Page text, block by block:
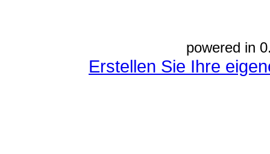
powered in
Erstellen Sie Ihre